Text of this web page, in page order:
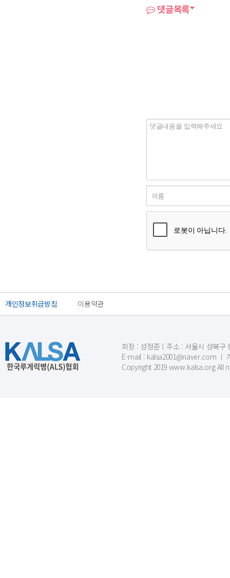
댓글목록
개인정보취급방침 이용약관
회장 : 성정준ㅣ주소 : 서울시 성북구
E-mail : kalsa2001@naver.com ㅣ
Copyright 2019 www.kalsa.org All